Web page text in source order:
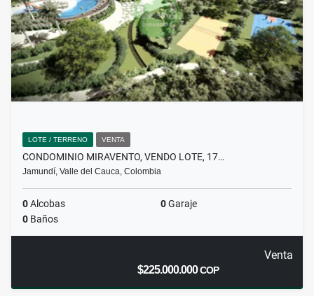
LOTE / TERRENO VENTA
CONDOMINIO MIRAVENTO, VENDO LOTE, 17…
Jamundí, Valle del Cauca, Colombia
0Alcobas 0Garaje
0 Baños
Venta
$225.000.000COP